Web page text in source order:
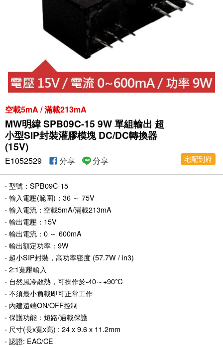
空載5mA / 滿載213mA
MW明緯 SPB09C-15 9W 單組輸出 超
小型SIP封裝灌膠模塊 DC/DC轉換器
(15V)
宅配到府
E1052529 分享 分享
‧ 型號：SPB09C-15
‧ 輸入電壓(範圍)：36 ～ 75V
‧ 輸入電流：空載5mA/滿載213mA
‧ 輸出電壓：15V
‧ 輸出電流：0 ～ 600mA
‧ 輸出額定功率：9W
‧ 超小SIP封裝，高功率密度 (57.7W / in3)
‧ 2:1寬壓輸入
‧ 自然風冷散熱，可操作於-40～+90℃
‧ 不須最小負載即可正常工作
‧ 內建遠端ON/OFF控制
‧ 保護功能：短路/過載保護
‧ 尺寸(長x寬x高) : 24 x 9.6 x 11.2mm
‧ 認證: EAC/CE